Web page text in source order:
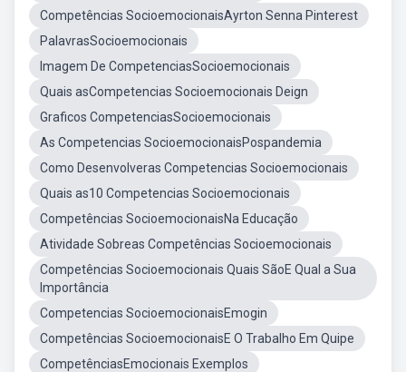
Competências SocioemocionaisAyrton Senna Pinterest
PalavrasSocioemocionais
Imagem De CompetenciasSocioemocionais
Quais asCompetencias Socioemocionais Deign
Graficos CompetenciasSocioemocionais
As Competencias SocioemocionaisPospandemia
Como Desenvolveras Competencias Socioemocionais
Quais as10 Competencias Socioemocionais
Competências SocioemocionaisNa Educação
Atividade Sobreas Competências Socioemocionais
Competências Socioemocionais Quais SãoE Qual a Sua
Importância
Competencias SocioemocionaisEmogin
Competências SocioemocionaisE O Trabalho Em Quipe
CompetênciasEmocionais Exemplos